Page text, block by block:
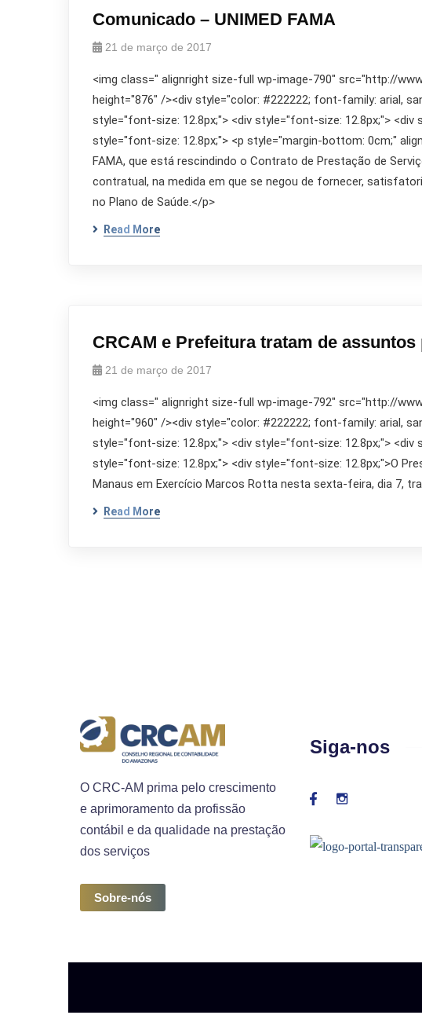
Comunicado – UNIMED FAMA
21 de março de 2017
<img class=" alignright size-full wp-image-790" src="http://
height="876" /><div style="color: #222222; font-family: arial,
style="font-size: 12.8px;"> <div style="font-size: 12.8px;">
style="font-size: 12.8px;"> <p style="margin-bottom: 0cm;"
FAMA, que está rescindindo o Contrato de Prestação de
contratual, na medida em que se negou de fornecer,
no Plano de Saúde.</p>
Read More
CRCAM e Prefeitura tratam de
21 de março de 2017
<img class=" alignright size-full wp-image-792" src="http://
height="960" /><div style="color: #222222; font-family: arial,
style="font-size: 12.8px;"> <div style="font-size: 12.8px;">
style="font-size: 12.8px;"> <div style="font-size: 12.8px;">O
Manaus em Exercício Marcos Rotta nesta sexta-feira, dia 7,
Read More
O CRC-AM prima pelo crescimento
e aprimoramento da profissão
contábil e da qualidade na prestação
dos serviços
Sobre-nós
Siga-nos